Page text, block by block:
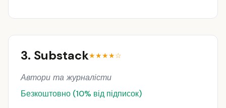
3. Substack★★★★☆
Автори та журналісти
Безкоштовно (10% від підписок)